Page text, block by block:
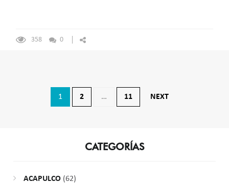
358 0
Navegación
1 2 … 11 NEXT
CATEGORÍAS
ACAPULCO(62)